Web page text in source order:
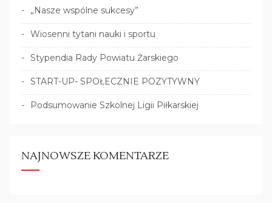
„Nasze wspólne sukcesy”
Wiosenni tytani nauki i sportu
Stypendia Rady Powiatu Żarskiego
START-UP- SPOŁECZNIE POZYTYWNY
Podsumowanie Szkolnej Ligii Piłkarskiej
NAJNOWSZE KOMENTARZE